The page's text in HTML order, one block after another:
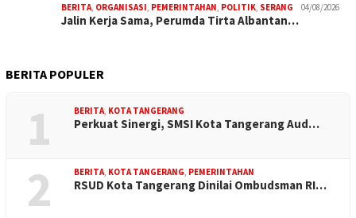
BERITA, ORGANISASI, PEMERINTAHAN, POLITIK, SERANG 04/08/2026
Jalin Kerja Sama, Perumda Tirta Albantan…
BERITA POPULER
1 BERITA, KOTA TANGERANG
Perkuat Sinergi, SMSI Kota Tangerang Aud…
2 BERITA, KOTA TANGERANG, PEMERINTAHAN
RSUD Kota Tangerang Dinilai Ombudsman RI…